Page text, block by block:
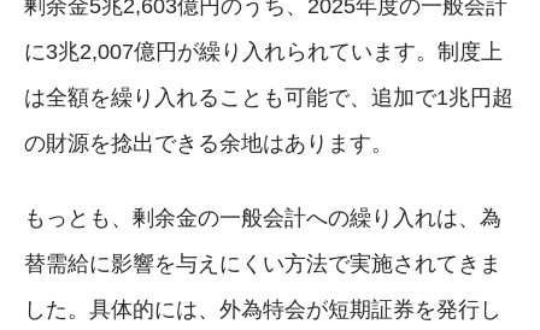
剰余金5兆2,603億円のうち、2025年度の一般会計
に3兆2,007億円が繰り入れられています。制度上
は全額を繰り入れることも可能で、追加で1兆円超
の財源を捻出できる余地はあります。
もっとも、剰余金の一般会計への繰り入れは、為
替需給に影響を与えにくい方法で実施されてきま
した。具体的には、外為特会が短期証券を発行し